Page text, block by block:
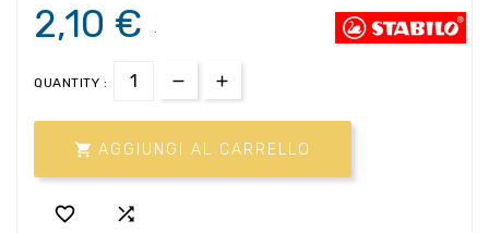
2,10 € .
QUANTITY :
 AGGIUNGI AL CARRELLO
 